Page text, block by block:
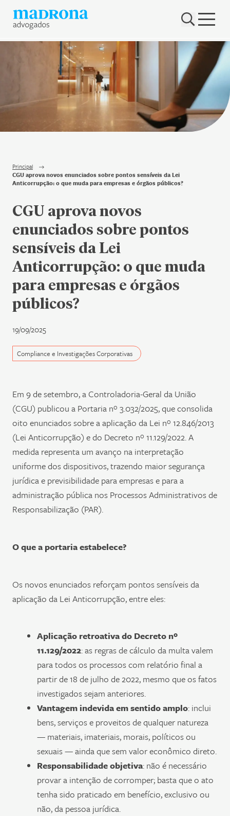
Nenhum resultado encontrado
Hub Madrona
Vem ser Madrona
Proteção e Privacidade de dados
Contato
Newsletter
Principal
CGU aprova novos enunciados sobre pontos sensíveis da Lei
Anticorrupção: o que muda para empresas e órgãos públicos?
CGU aprova novos
enunciados sobre pontos
sensíveis da Lei
Anticorrupção: o que muda
para empresas e órgãos
públicos?
19/09/2025
Compliance e Investigações Corporativas
Em 9 de setembro, a Controladoria-Geral da União
(CGU) publicou a Portaria nº 3.032/2025, que consolida
oito enunciados sobre a aplicação da Lei nº 12.846/2013
(Lei Anticorrupção) e do Decreto nº 11.129/2022. A
medida representa um avanço na interpretação
uniforme dos dispositivos, trazendo maior segurança
jurídica e previsibilidade para empresas e para a
administração pública nos Processos Administrativos de
Responsabilização (PAR).
O que a portaria estabelece?
Os novos enunciados reforçam pontos sensíveis da
aplicação da Lei Anticorrupção, entre eles:
Aplicação retroativa do Decreto nº
11.129/2022: as regras de cálculo da multa valem
para todos os processos com relatório final a
partir de 18 de julho de 2022, mesmo que os fatos
investigados sejam anteriores.
Vantagem indevida em sentido amplo: inclui
bens, serviços e proveitos de qualquer natureza
— materiais, imateriais, morais, políticos ou
sexuais — ainda que sem valor econômico direto.
Responsabilidade objetiva: não é necessário
provar a intenção de corromper; basta que o ato
tenha sido praticado em benefício, exclusivo ou
não, da pessoa jurídica.